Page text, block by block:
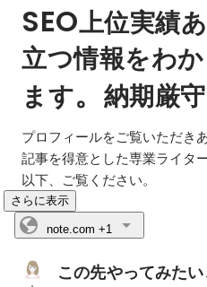
SEO上位実績
立つ情報をわ
ます。 納期厳守
プロフィールをご覧いただき
記事を得意とした専業ライタ
以下、ご覧ください。
さらに表示
note.com +1
この先やってみたい